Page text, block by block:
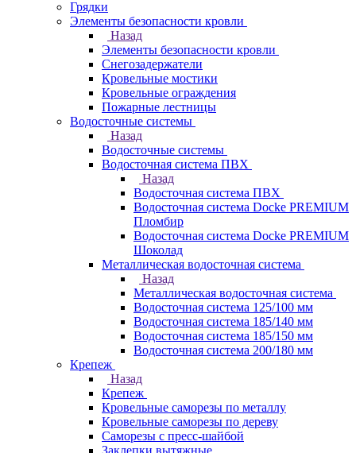
Грядки
Элементы безопасности кровли
Назад
Элементы безопасности кровли
Снегозадержатели
Кровельные мостики
Кровельные ограждения
Пожарные лестницы
Водосточные системы
Назад
Водосточные системы
Водосточная система ПВХ
Назад
Водосточная система ПВХ
Водосточная система Docke PREMIUM
Пломбир
Водосточная система Docke PREMIUM
Шоколад
Металлическая водосточная система
Назад
Металлическая водосточная система
Водосточная система 125/100 мм
Водосточная система 185/140 мм
Водосточная система 185/150 мм
Водосточная система 200/180 мм
Крепеж
Назад
Крепеж
Кровельные саморезы по металлу
Кровельные саморезы по дереву
Саморезы с пресс-шайбой
Заклепки вытяжные